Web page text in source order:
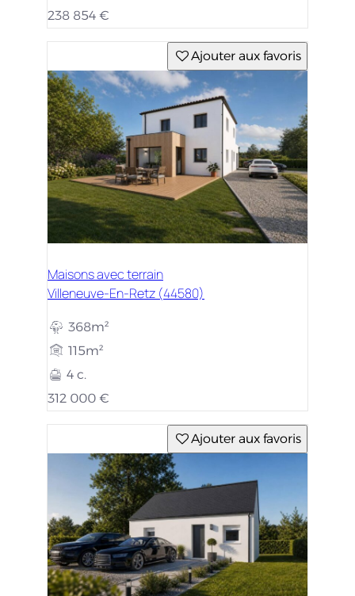
238 854 €
Ajouter aux favoris
Maisons avec terrain
Villeneuve-En-Retz (44580)
368m²
115m²
4 c.
312 000 €
Ajouter aux favoris